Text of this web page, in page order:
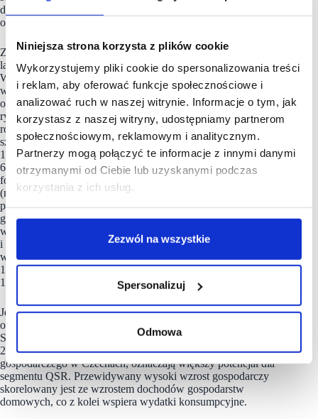
Niniejsza strona korzysta z plików cookie
Wykorzystujemy pliki cookie do spersonalizowania treści
i reklam, aby oferować funkcje społecznościowe i
analizować ruch w naszej witrynie. Informacje o tym, jak
korzystasz z naszej witryny, udostępniamy partnerom
społecznościowym, reklamowym i analitycznym.
Partnerzy mogą połączyć te informacje z innymi danymi
otrzymanymi od Ciebie lub uzyskanymi podczas
korzystania z ich usług.
Zezwól na wszystkie
Spersonalizuj
Odmowa
dla całego rynku usług gastronomicznych, a w Czechach
o 8,6% wobec 6,3% dla całego rynku.
Zgodnie z analizą Euromonitor International, w najbliższych
latach segment QSR na rynkach Europy Środkowo-
Wschodniej będzie charakteryzować się wysoką dynamiką
wzrostu. W okresie 2024-2029 przewiduje się, że w Polsce
oraz Rumunii średnioroczne tempo wzrostu (CAGR) wartości
rynku QSR wyniesie około 12-13%, a w Czechach około 5%
rocznie. Prognozuje się, że łączna wartość segmentu restauracji
szybkiej obsługi na tych trzech rynkach będzie rosła w tempie
10,4% średniorocznie (CAGR) w porównaniu do dynamiki
6,7% CAGR całego rynku usług gastronomicznych (ang.
foodservice). Dla porównania, na rynkach Europy Zachodniej
(m.in. Niemcy, Francja, Wielka Brytania, Włochy, Hiszpania)
przewidywane tempo wzrostu tej części rynku
gastronomicznego wynosi zaledwie 2-3% rocznie. Szczególnie
wysoką dynamikę mają utrzymać segmenty kurczaków
i burgerów – w latach 2024-2029 przewidywany średnioroczny
wzrost w tych obszarach rynku wynosi odpowiednio: w Polsce
13,7% i 15,8%, w Rumunii 17,7% i 8,9%, a w Czechach
11,8% i 3,8%.
Jednym z czynników wspierających rynek restauracji szybkiej
obsługi są także pozytywne trendy makroekonomiczne.
Systematyczny wzrost PKB w Polsce i Rumunii w latach 2019-
2024, a także prognozowane przyspieszenie tempa wzrostu
gospodarczego w Czechach, oznaczają większy potencjał dla
segmentu QSR. Przewidywany wysoki wzrost gospodarczy
skorelowany jest ze wzrostem dochodów gospodarstw
domowych, co z kolei wspiera wydatki konsumpcyjne.